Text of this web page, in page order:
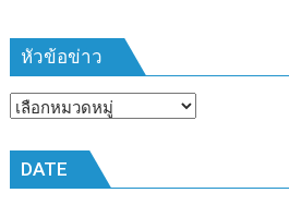
๒๕๖๙
หัวข้อข่าว
หัวข้อ
DATE